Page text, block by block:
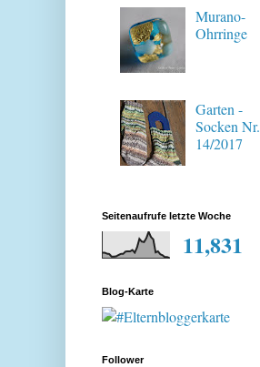
Murano-
Ohrringe
Garten -
Socken Nr.
14/2017
Seitenaufrufe letzte Woche
11,831
Blog-Karte
Follower